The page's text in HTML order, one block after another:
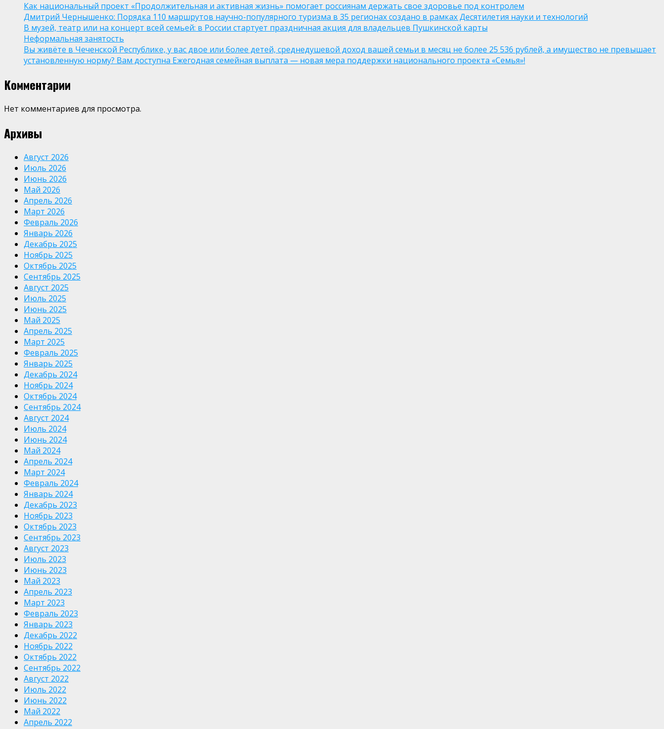
Как национальный проект «Продолжительная и активная жизнь» помогает россиянам держать свое здоровье под контролем
Дмитрий Чернышенко: Порядка 110 маршрутов научно-популярного туризма в 35 регионах создано в рамках Десятилетия науки и технологий
В музей, театр или на концерт всей семьей: в России стартует праздничная акция для владельцев Пушкинской карты
Неформальная занятость
Вы живёте в Чеченской Республике, у вас двое или более детей, среднедушевой доход вашей семьи в месяц не более 25 536 рублей, а имущество не превышает
установленную норму? Вам доступна Ежегодная семейная выплата — новая мера поддержки национального проекта «Семья»!
Комментарии
Нет комментариев для просмотра.
Архивы
Август 2026
Июль 2026
Июнь 2026
Май 2026
Апрель 2026
Март 2026
Февраль 2026
Январь 2026
Декабрь 2025
Ноябрь 2025
Октябрь 2025
Сентябрь 2025
Август 2025
Июль 2025
Июнь 2025
Май 2025
Апрель 2025
Март 2025
Февраль 2025
Январь 2025
Декабрь 2024
Ноябрь 2024
Октябрь 2024
Сентябрь 2024
Август 2024
Июль 2024
Июнь 2024
Май 2024
Апрель 2024
Март 2024
Февраль 2024
Январь 2024
Декабрь 2023
Ноябрь 2023
Октябрь 2023
Сентябрь 2023
Август 2023
Июль 2023
Июнь 2023
Май 2023
Апрель 2023
Март 2023
Февраль 2023
Январь 2023
Декабрь 2022
Ноябрь 2022
Октябрь 2022
Сентябрь 2022
Август 2022
Июль 2022
Июнь 2022
Май 2022
Апрель 2022